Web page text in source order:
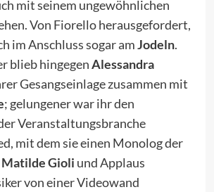
mit seinem ungewöhnlichen
Von Fiorello herausgefordert,
im Anschluss sogar amJodeln.
blieb hingegenAlessandra
Gesangseinlage zusammen mit
; gelungener war ihr den
Veranstaltungsbranche
mit dem sie einen Monolog der
Matilde Gioli und Applaus
von einer Videowand